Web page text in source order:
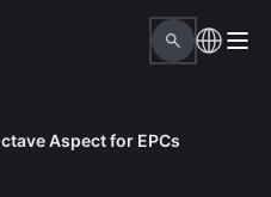
Aspect for EPCs